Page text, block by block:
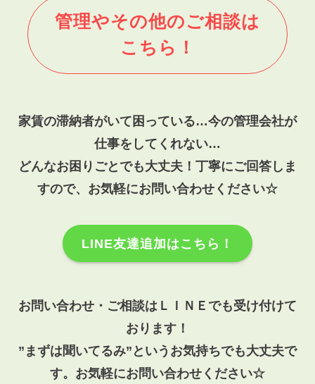
管理やその他のご相談は
こちら！
家賃の滞納者がいて困っている…今の管理会社が
仕事をしてくれない…
どんなお困りごとでも大丈夫！丁寧にご回答しま
すので、お気軽にお問い合わせください☆
LINE友達追加はこちら！
お問い合わせ・ご相談はＬＩＮＥでも受け付けて
おります！
”まずは聞いてるみ”というお気持ちでも大丈夫で
す。お気軽にお問い合わせください☆